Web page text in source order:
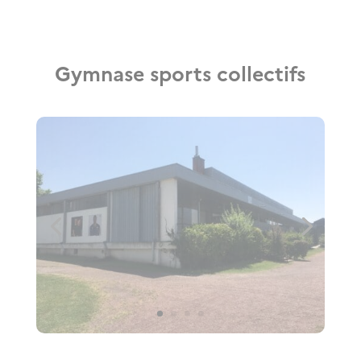
Gymnase sports collectifs